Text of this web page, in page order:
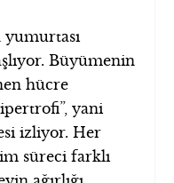
yumurtası
Büyümenin
hücre
yani
izliyor. Her
süreci farklı